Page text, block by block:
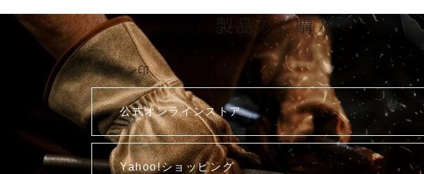
製品のご購入
マルキン印
公式オンラインストア
Yahoo!ショッピング